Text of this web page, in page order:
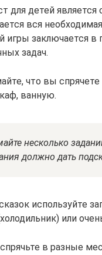
для детей
вся
игры заключается в
задач.
что вы
ванную.
несколько
должно дать
используйте
или
в разные